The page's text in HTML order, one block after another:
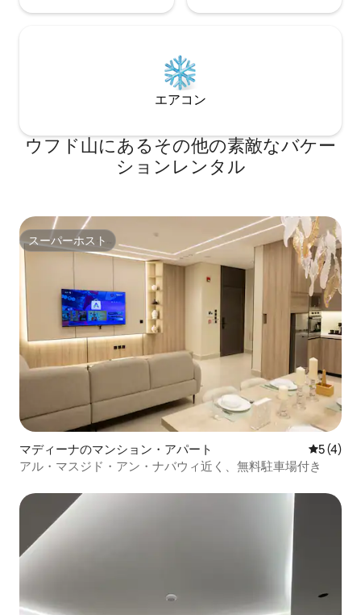
エアコン
ウフド山にあるその他の素敵なバケー
ションレンタル
スーパーホスト
スーパーホスト
マディーナのマンション・アパート レビュー
5 (4)
アル・マスジド・アン・ナバウィ近く、無料駐車場付き